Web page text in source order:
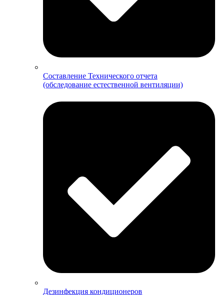
Составление Технического отчета
(обследование естественной вентиляции)
Дезинфекция кондиционеров